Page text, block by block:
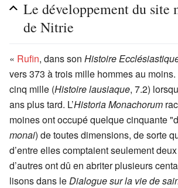
Le développement du site
de Nitrie
« Rufin, dans son Histoire
vers 373 à trois mille hommes au moins.
cinq mille (Histoire lausiaque, 7.2)
ans plus tard. L’Historia Monachorum
moines ont occupé quelque cinquante
monai) de toutes dimensions, de sorte
d’entre elles comptaient seulement
d’autres ont dû en abriter plusieurs
lisons dans le Dialogue sur la vie de